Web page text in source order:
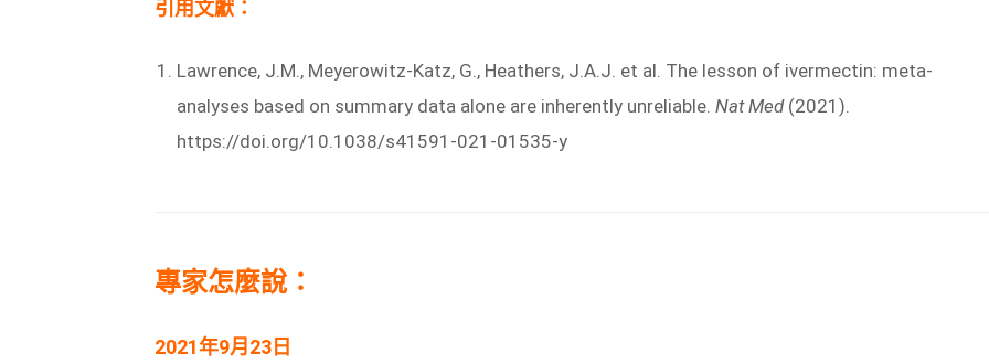
引用文獻：
Lawrence, J.M., Meyerowitz-Katz, G., Heathers, J.A.J. et al. The lesson of ivermectin: meta-
analyses based on summary data alone are inherently unreliable. Nat Med(2021).
https://doi.org/10.1038/s41591-021-01535-y
專家怎麼說：
2021年9月23日